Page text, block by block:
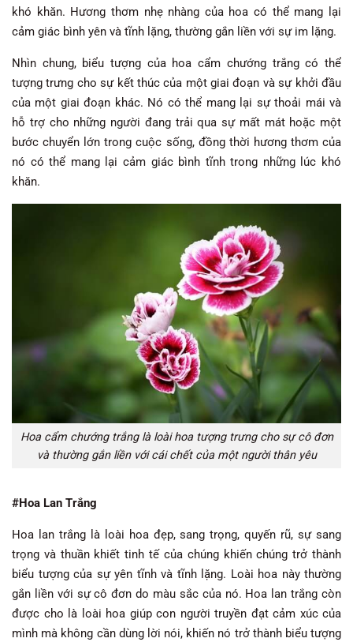
khó khăn. Hương thơm nhẹ nhàng của hoa có thể mang lại
cảm giác bình yên và tĩnh lặng, thường gắn liền với sự im lặng.
Nhìn chung, biểu tượng của hoa cẩm chướng trắng có thể
tượng trưng cho sự kết thúc của một giai đoạn và sự khởi đầu
của một giai đoạn khác. Nó có thể mang lại sự thoải mái và
hỗ trợ cho những người đang trải qua sự mất mát hoặc một
bước chuyển lớn trong cuộc sống, đồng thời hương thơm của
nó có thể mang lại cảm giác bình tĩnh trong những lúc khó
khăn.
Hoa cẩm chướng trắng là loài hoa tượng trưng cho sự cô đơn
và thường gắn liền với cái chết của một người thân yêu
#Hoa Lan Trắng
Hoa lan trắng là loài hoa đẹp, sang trọng, quyến rũ, sự sang
trọng và thuần khiết tinh tế của chúng khiến chúng trở thành
biểu tượng của sự yên tĩnh và tĩnh lặng. Loài hoa này thường
gắn liền với sự cô đơn do màu sắc của nó. Hoa lan trắng còn
được cho là loài hoa giúp con người truyền đạt cảm xúc của
mình mà không cần dùng lời nói, khiến nó trở thành biểu tượng